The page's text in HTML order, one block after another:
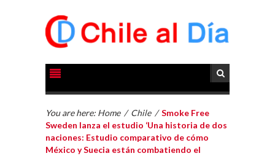
You are here: Home / Chile /Smoke Free
Sweden lanza el estudio ‘Una historia de dos
naciones: Estudio comparativo de cómo
México y Suecia están combatiendo el